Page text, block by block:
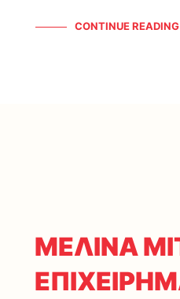
CONTINUE READING
ΜΕΛΙΝΑ